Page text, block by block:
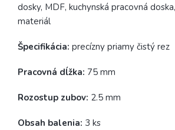
dosky, MDF, kuchynská pracovná
materiál
Špecifikácia: precízny priamy čistý rez
Pracovná dĺžka: 75 mm
Rozostup zubov: 2.5 mm
Obsah balenia: 3 ks